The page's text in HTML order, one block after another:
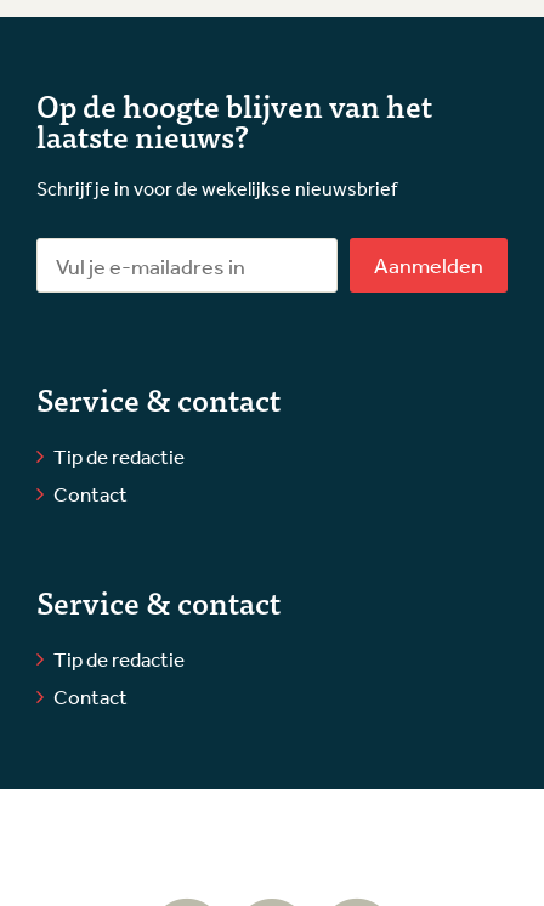
Op de hoogte blijven van het
laatste nieuws?
Schrijf je in voor de wekelijkse nieuwsbrief
Aanmelden
Service & contact
Tip de redactie
Contact
Service & contact
Tip de redactie
Contact